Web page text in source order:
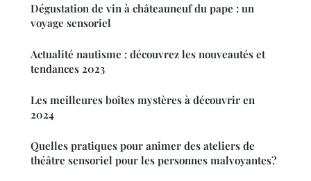
Dégustation de vin à châteauneuf du pape : un
voyage sensoriel
Actualité nautisme : découvrez les nouveautés et
tendances 2023
Les meilleures boîtes mystères à découvrir en
2024
Quelles pratiques pour animer des ateliers de
théâtre sensoriel pour les personnes malvoyantes?